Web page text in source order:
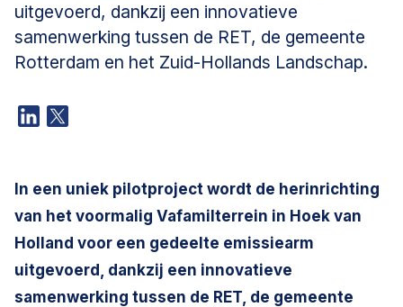
uitgevoerd, dankzij een innovatieve
samenwerking tussen de RET, de gemeente
Rotterdam en het Zuid-Hollands Landschap.
In een uniek pilotproject wordt de herinrichting
van het voormalig Vafamilterrein in Hoek van
Holland voor een gedeelte emissiearm
uitgevoerd, dankzij een innovatieve
samenwerking tussen de RET, de gemeente